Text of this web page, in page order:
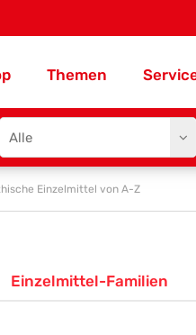
Themen
Search
type
Einzelmittel von A-Z
Einzelmittel-Familien